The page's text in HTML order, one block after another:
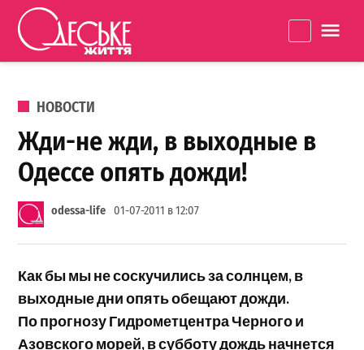
Перейти к содержанию
життя
ОПУБЛИКОВАНО В
НОВОСТИ
Жди-не жди, в выходные в
Одессе опять дожди!
odessa-life 01-07-2011 в 12:07
Как бы мы не соскучились за солнцем, в
выходные дни опять обещают дожди.
По прогнозу Гидрометцентра Черного и
Азовского морей, в субботу дождь начнется